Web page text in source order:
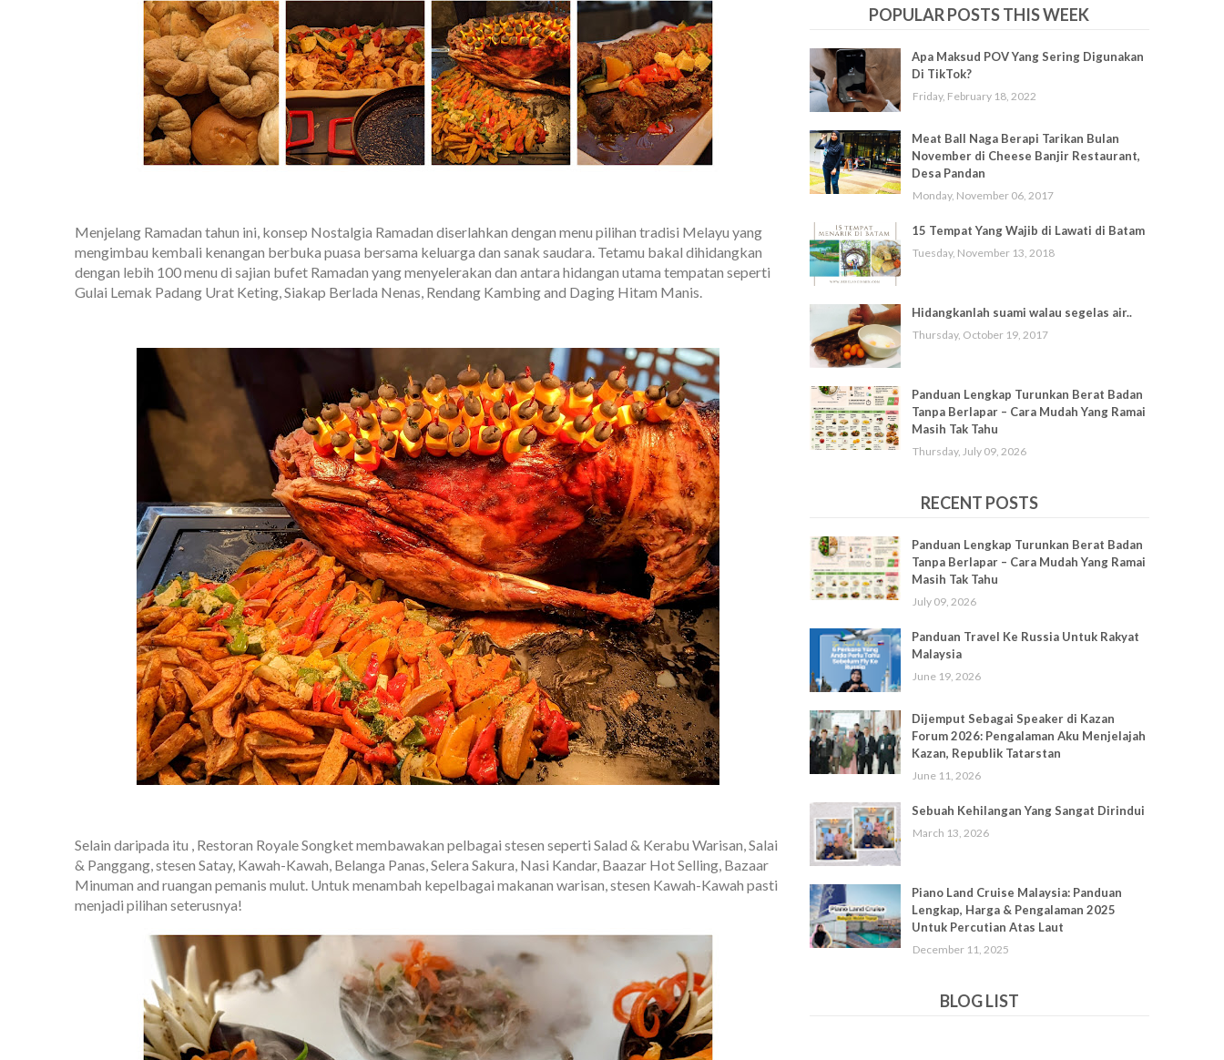
Menjelang Ramadan tahun ini, konsep Nostalgia Ramadan diserlahkan dengan menu pilihan tradisi Melayu yang
mengimbau kembali kenangan berbuka puasa bersama keluarga dan sanak saudara. Tetamu bakal dihidangkan
dengan lebih 100 menu di sajian bufet Ramadan yang menyelerakan dan antara hidangan utama tempatan seperti
Gulai Lemak Padang Urat Keting, Siakap Berlada Nenas, Rendang Kambing and Daging Hitam Manis.
Selain daripada itu , Restoran Royale Songket membawakan pelbagai stesen seperti Salad & Kerabu Warisan, Salai
& Panggang, stesen Satay, Kawah-Kawah, Belanga Panas, Selera Sakura, Nasi Kandar, Baazar Hot Selling, Bazaar
Minuman and ruangan pemanis mulut. Untuk menambah kepelbagai makanan warisan, stesen Kawah-Kawah pasti
menjadi pilihan seterusnya!
POPULAR POSTS THIS WEEK
Apa Maksud POV Yang Sering Digunakan
Di TikTok?
Friday, February 18, 2022
Meat Ball Naga Berapi Tarikan Bulan
November di Cheese Banjir Restaurant,
Desa Pandan
Monday, November 06, 2017
15 Tempat Yang Wajib di Lawati di Batam
Tuesday, November 13, 2018
Hidangkanlah suami walau segelas air..
Thursday, October 19, 2017
Panduan Lengkap Turunkan Berat Badan
Tanpa Berlapar – Cara Mudah Yang Ramai
Masih Tak Tahu
Thursday, July 09, 2026
RECENT POSTS
Panduan Lengkap Turunkan Berat Badan
Tanpa Berlapar – Cara Mudah Yang Ramai
Masih Tak Tahu
July 09, 2026
Panduan Travel Ke Russia Untuk Rakyat
Malaysia
June 19, 2026
Dijemput Sebagai Speaker di Kazan
Forum 2026: Pengalaman Aku Menjelajah
Kazan, Republik Tatarstan
June 11, 2026
Sebuah Kehilangan Yang Sangat Dirindui
March 13, 2026
Piano Land Cruise Malaysia: Panduan
Lengkap, Harga & Pengalaman 2025
Untuk Percutian Atas Laut
December 11, 2025
BLOG LIST